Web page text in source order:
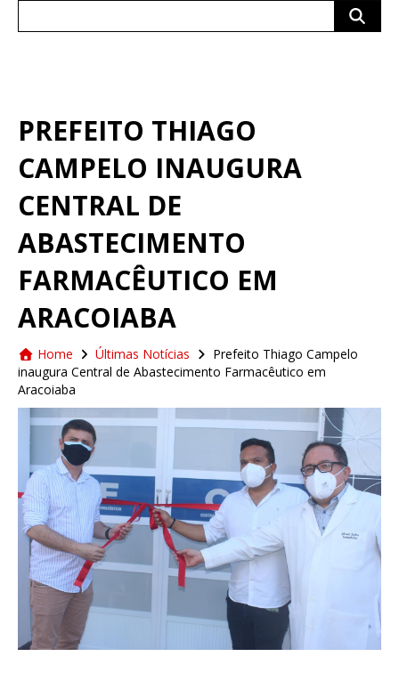
PREFEITO THIAGO
CAMPELO INAUGURA
CENTRAL DE
ABASTECIMENTO
FARMACÊUTICO EM
ARACOIABA
Home Últimas Notícias
Prefeito Thiago Campelo
inaugura Central de Abastecimento Farmacêutico em
Aracoiaba